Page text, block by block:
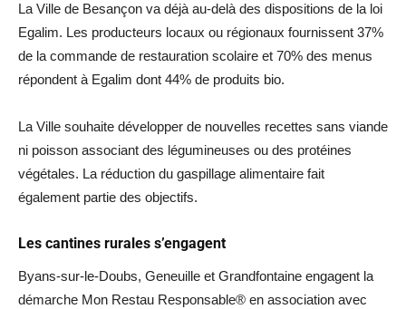
La Ville de Besançon va déjà au-delà des dispositions de la loi
Egalim. Les producteurs locaux ou régionaux fournissent 37%
de la commande de restauration scolaire et 70% des menus
répondent à Egalim dont 44% de produits bio.
La Ville souhaite développer de nouvelles recettes sans viande
ni poisson associant des légumineuses ou des protéines
végétales. La réduction du gaspillage alimentaire fait
également partie des objectifs.
Les cantines rurales s’engagent
Byans-sur-le-Doubs, Geneuille et Grandfontaine engagent la
démarche Mon Restau Responsable® en association avec